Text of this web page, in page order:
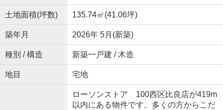
土地面積(坪数) 135.74㎡(41.06坪)
築年月 2026年 5月(新築)
種別 / 構造 新築一戸建 / 木造
地目 宅地
ローソンストア 100西区比良店が419m
以内にある物件です。多くの方からこだ